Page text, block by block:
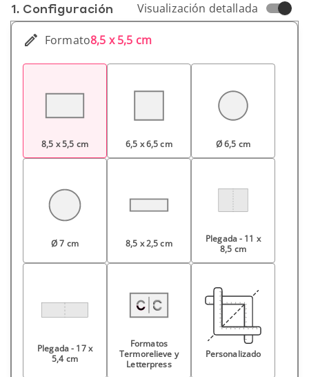
1. Conf­iguración Visualización detallada
Formato8,5 x 5,5 cm
8,5 x 5,5 cm 6,5 x 6,5 cm Ø 6,5 cm
Ø 7 cm 8,5 x 2,5 cm
Plegada - 11 x
8,5 cm
Plegada - 17 x
5,4 cm
Formatos
Termorelieve y
Letterpress
Personalizado